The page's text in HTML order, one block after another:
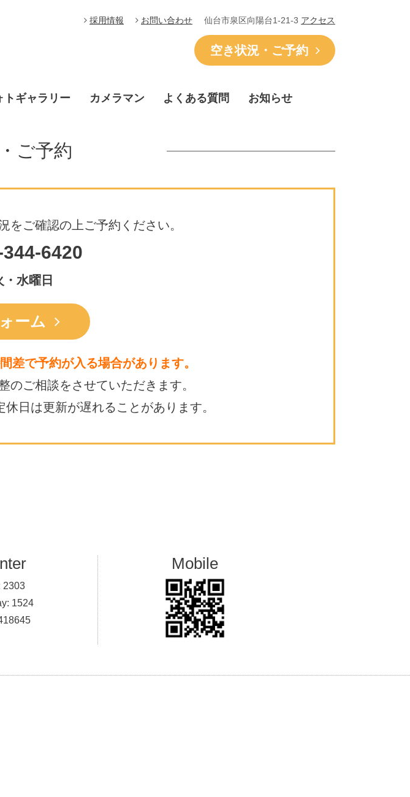
採用情報 お問い合わせ 仙台市泉区向陽台1-21-3 アクセス
空き状況・ご予約
トギャラリー カメラマン よくある質問 お知らせ
ご予約
をご確認の上ご予約ください。
6420
水曜日
ーム
差で予約が入る場合があります。
のご相談をさせていただきます。
休日は更新が遅れることがあります。
2303
1524
Mobile